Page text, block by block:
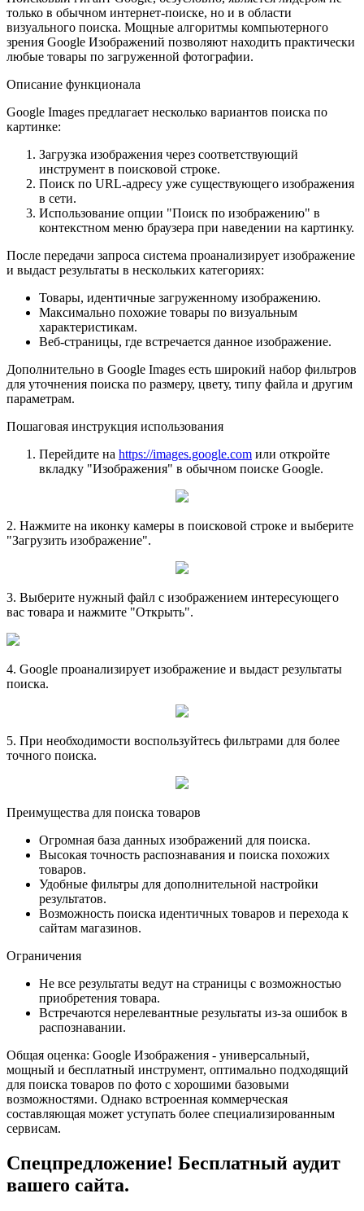
только в обычном интернет-поиске, но и в области
визуального поиска. Мощные алгоритмы компьютерного
зрения Google Изображений позволяют находить практически
любые товары по загруженной фотографии.
Описание функционала
Google Images предлагает несколько вариантов поиска по
картинке:
Загрузка изображения через соответствующий
инструмент в поисковой строке.
Поиск по URL-адресу уже существующего изображения
в сети.
Использование опции "Поиск по изображению" в
контекстном меню браузера при наведении на картинку.
После передачи запроса система проанализирует изображение
и выдаст результаты в нескольких категориях:
Товары, идентичные загруженному изображению.
Максимально похожие товары по визуальным
характеристикам.
Веб-страницы, где встречается данное изображение.
Дополнительно в Google Images есть широкий набор фильтров
для уточнения поиска по размеру, цвету, типу файла и другим
параметрам.
Пошаговая инструкция использования
Перейдите на https://images.google.com или откройте
вкладку "Изображения" в обычном поиске Google.
2. Нажмите на иконку камеры в поисковой строке и выберите
"Загрузить изображение".
3. Выберите нужный файл с изображением интересующего
вас товара и нажмите "Открыть".
4. Google проанализирует изображение и выдаст результаты
поиска.
5. При необходимости воспользуйтесь фильтрами для более
точного поиска.
Преимущества для поиска товаров
Огромная база данных изображений для поиска.
Высокая точность распознавания и поиска похожих
товаров.
Удобные фильтры для дополнительной настройки
результатов.
Возможность поиска идентичных товаров и перехода к
сайтам магазинов.
Ограничения
Не все результаты ведут на страницы с возможностью
приобретения товара.
Встречаются нерелевантные результаты из-за ошибок в
распознавании.
Общая оценка: Google Изображения - универсальный,
мощный и бесплатный инструмент, оптимально подходящий
для поиска товаров по фото с хорошими базовыми
возможностями. Однако встроенная коммерческая
составляющая может уступать более специализированным
сервисам.
Спецпредложение! Бесплатный аудит
вашего сайта.